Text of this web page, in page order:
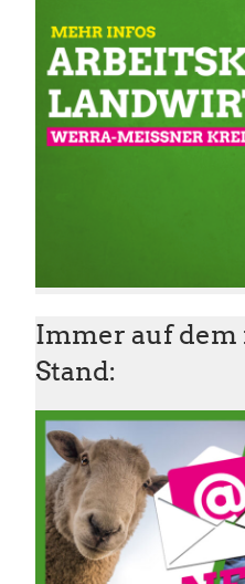
Immer auf dem
Stand: